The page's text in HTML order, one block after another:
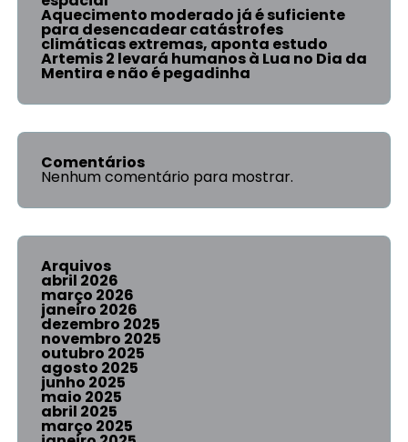
Aquecimento moderado já é suficiente
para desencadear catástrofes
climáticas extremas, aponta estudo
Artemis 2 levará humanos à Lua no Dia da
Mentira e não é pegadinha
Comentários
Nenhum comentário para mostrar.
Arquivos
abril 2026
março 2026
janeiro 2026
dezembro 2025
novembro 2025
outubro 2025
agosto 2025
junho 2025
maio 2025
abril 2025
março 2025